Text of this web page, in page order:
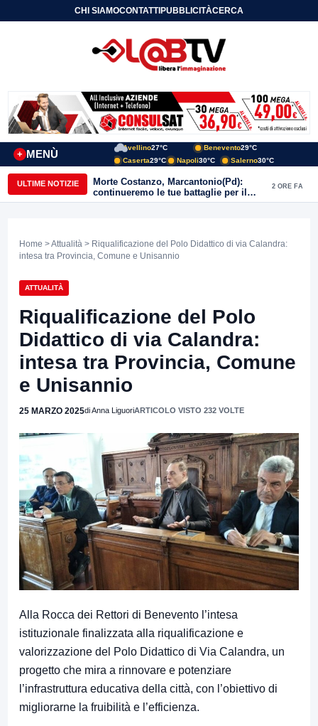
CHI SIAMOCONTATTIPUBBLICITÀCERCA
MENÙ
+
Avellino27°C Benevento29°C
Caserta29°C Napoli30°C Salerno30°C
ULTIME NOTIZIE
Morte Costanzo, Marcantonio(Pd):
continueremo le tue battaglie per il
Sannio
2 ORE FA
Home >Attualità > Riqualificazione del Polo Didattico di via Calandra:
intesa tra Provincia, Comune e Unisannio
ATTUALITÀ
Riqualificazione del Polo
Didattico di via Calandra:
intesa tra Provincia, Comune
e Unisannio
25 MARZO 2025di Anna LiguoriARTICOLO VISTO 232 VOLTE
Alla Rocca dei Rettori di Benevento l’intesa
istituzionale finalizzata alla riqualificazione e
valorizzazione del Polo Didattico di Via Calandra, un
progetto che mira a rinnovare e potenziare
l’infrastruttura educativa della città, con l’obiettivo di
migliorarne la fruibilità e l’efficienza.